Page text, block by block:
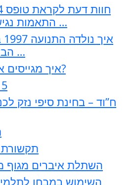
התאמות נגישות לאנשים עם …
הבאה שהתפרסמה …
איך מגייסים את ההורים האלו?
השתלת איברים מגוף
השימוש במבחן